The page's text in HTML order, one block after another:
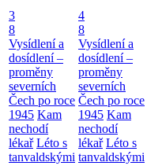
3
8
Vysídlení a
dosídlení –
proměny
severních
Čech po roce
1945 Kam
nechodí
lékař Léto s
tanvaldskými
4
8
Vysídlení a
dosídlení –
proměny
severních
Čech po roce
1945 Kam
nechodí
lékař Léto s
tanvaldskými